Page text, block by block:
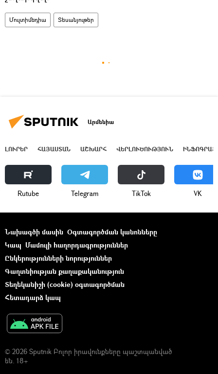
Մուլտիմեդիա Տեսանյութեր
Արմենիա
ԼՈՒՐԵՐ ՀԱՅԱՍՏԱՆ ԱՇԽԱՐՀ ՎԵՐԼՈՒԾՈՒԹՅՈՒՆ
Rutube Telegram ТikТоk VK
Նախագծի մասին Օգտագործման կանոնները
Կապ Մամուլի հաղորդագրություններ
Ընկերությունների նորություններ
Գաղտնիության քաղաքականություն
Տեղեկանիշի (cookie) օգտագործման
Հետադարձ կապ
© 2026 Sputnik Բոլոր իրավունքները պաշտպանված
են. 18+